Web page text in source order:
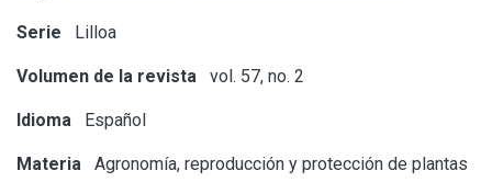
Serie Lilloa
Volumen de la revista vol. 57, no. 2
Idioma Español
Materia Agronomía, reproducción y protección de plantas